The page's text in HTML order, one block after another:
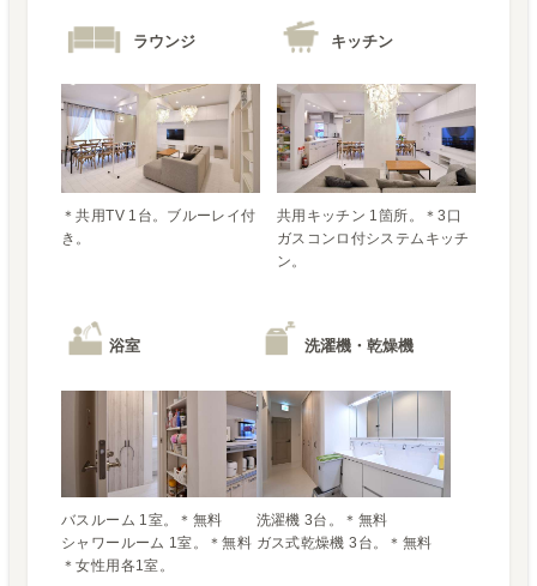
ラウンジ
＊共用TV 1台。ブルーレイ付
き。
キッチン
共用キッチン 1箇所。＊3口
ガスコンロ付システムキッチ
ン。
浴室
バスルーム 1室。＊無料
シャワールーム 1室。＊無料
＊女性用各1室。
洗濯機・乾燥機
洗濯機 3台。＊無料